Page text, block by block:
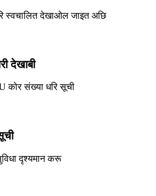
स्वचालित देखाओल जाइत अछि
देखाबी
कोर संख्या धरि सूची
दृश्यमान करू